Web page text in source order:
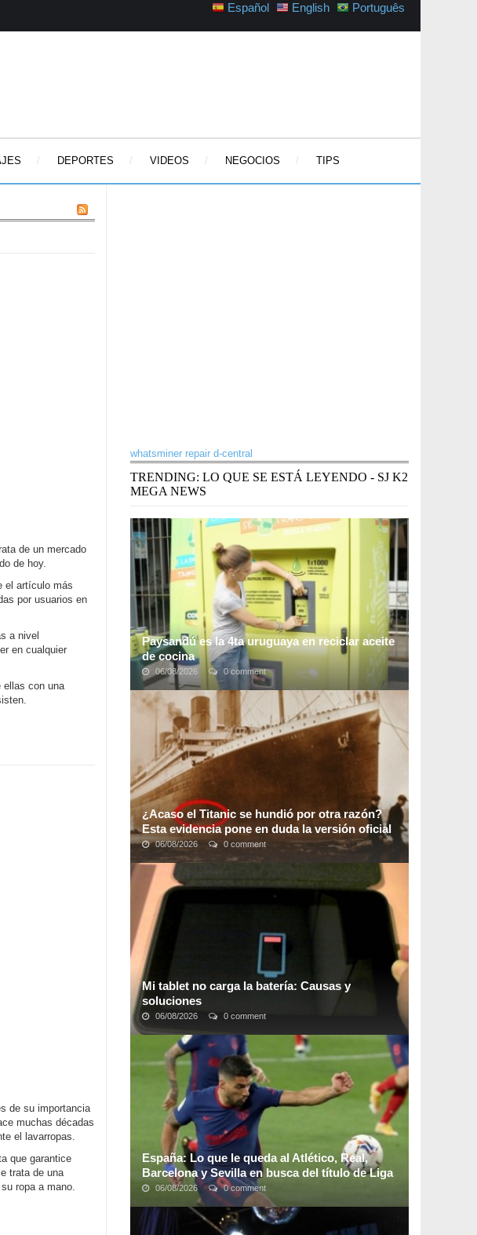
Español English Português
DEPORTES VIDEOS NEGOCIOS TIPS
de un mercado
de hoy.
el artículo más
por usuarios en
a nivel
en cualquier
ellas con una
de su importancia
muchas décadas
el lavarropas.
que garantice
trata de una
ropa a mano.
whatsminer repair d-central
TRENDING: LO QUE SE ESTÁ LEYENDO - SJ K2
MEGA NEWS
Paysandú es la 4ta uruguaya en reciclar aceite
de cocina
06/08/2026 0 comment
El plan de reciclaje de aceite usado de cocina, para
generar biocombustibles de segunda generación, se
instaló en el Mercado Municipal de Paysandú, ...
¿Acaso el Titanic se hundió por otra razón?
Esta evidencia pone en duda la versión oficial
06/08/2026 0 comment
¿Acaso un fuego intenso a bordo del R.M.S. Titanic
llevó a uno de los mayores desastres en la historia
marítima?Un nuevo documental del autor y ...
Mi tablet no carga la batería: Causas y
soluciones
06/08/2026 0 comment
Que no cargue la batería de tu tablet es algo muy
frecuente y más en tabletas de marcas pocos
reconocidas donde muchas de esas son de dudosa
calidad. ...
España: Lo que le queda al Atlético, Real,
Barcelona y Sevilla en busca del título de Liga
06/08/2026 0 comment
De los cuatro pretendientes, el único equipo que
depende de sí mismo para proclamarse campeón es el